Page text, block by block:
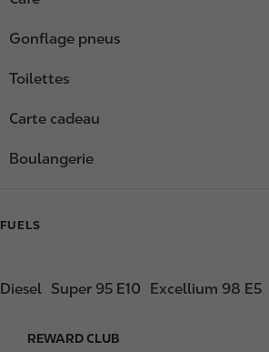
Gonflage pneus
Toilettes
Carte cadeau
Boulangerie
FUELS
Diesel Super 95 E10 Excellium 98 E5
F
REWARD CLUB